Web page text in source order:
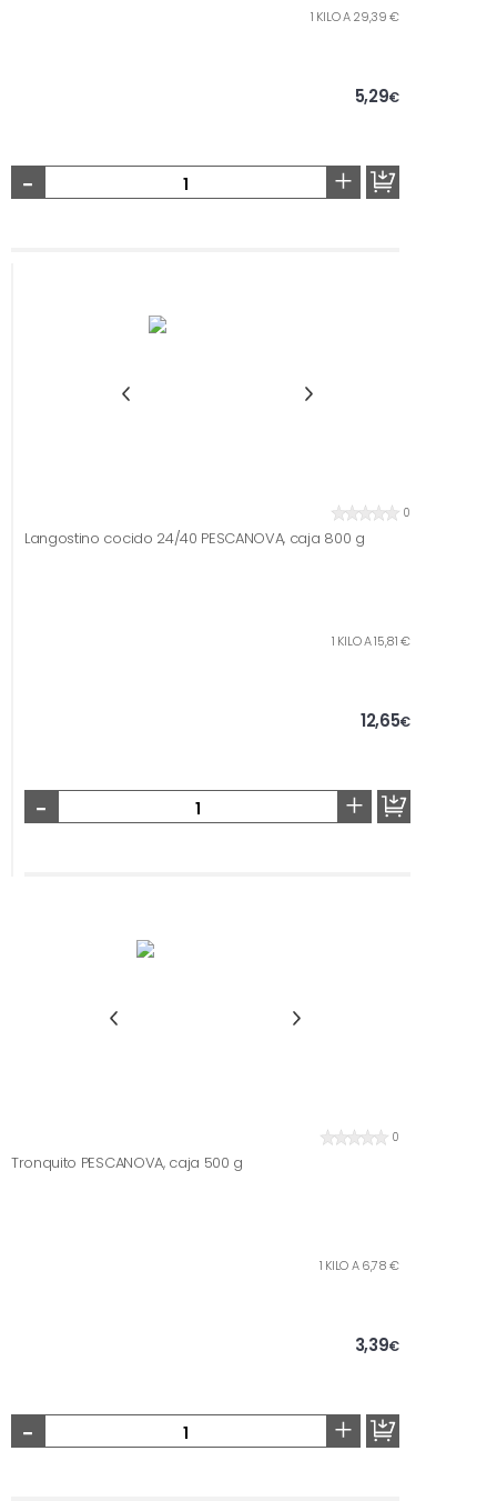
1 KILO A 29,39 €
5,29€
- +
0
Langostino cocido 24/40 PESCANOVA, caja 800 g
1 KILO A 15,81 €
12,65€
- +
0
Tronquito PESCANOVA, caja 500 g
1 KILO A 6,78 €
3,39€
- +